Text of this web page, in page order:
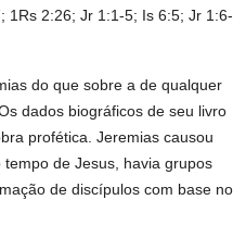
1Rs 2:26; Jr 1:1-5; Is 6:5; Jr 1:6-
do que sobre a de qualquer
dados biográficos de seu livro
profética. Jeremias causou
de Jesus, havia grupos
de discípulos com base no